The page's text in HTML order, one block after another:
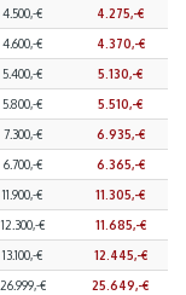
4.500,-€ 4.275,-€
4.600,-€ 4.370,-€
5.400,-€ 5.130,-€
5.800,-€ 5.510,-€
7.300,-€ 6.935,-€
6.700,-€ 6.365,-€
11.900,-€ 11.305,-€
12.300,-€ 11.685,-€
13.100,-€ 12.445,-€
26.999,-€ 25.649,-€